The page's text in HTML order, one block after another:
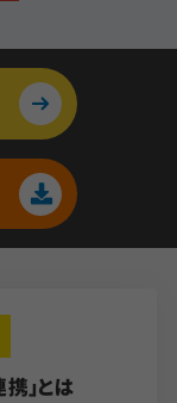
」とは